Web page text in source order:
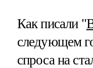
Как писали "
следующем
спроса на